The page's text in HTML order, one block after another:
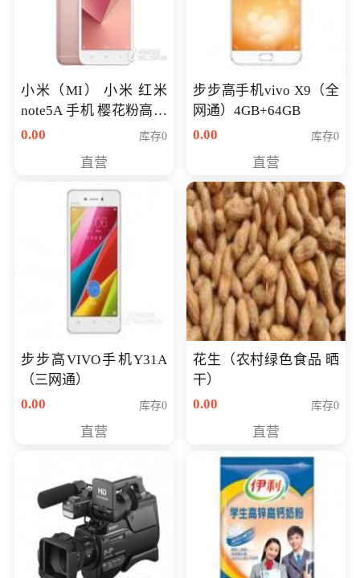
小米（MI） 小米 红米
note5A 手机 樱花粉高配
版 全网通(3G+32G)
0.00 库存0
直营
步步高手机vivo X9（全
网通）4GB+64GB
0.00
库存0
直营
步步高VIVO手机Y31A
（三网通）
0.00
库存0
直营
花生（农村绿色食品 晒
干）
0.00
库存0
直营